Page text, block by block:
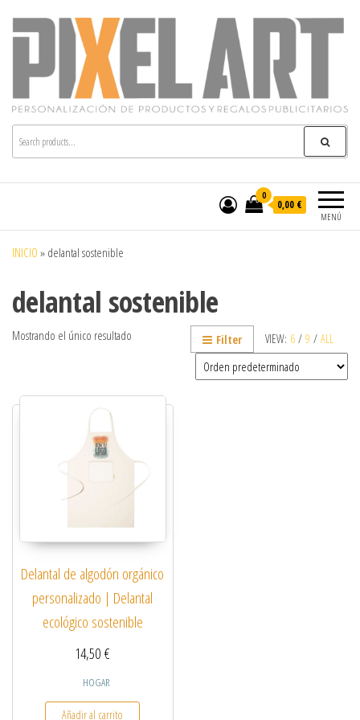
Pixelart
Especialistas en textil publicitario y regalos
personalizados en móstoles
MENÚ
0
0,00 €
INICIO » delantal sostenible
delantal sostenible
VIEW: 6 / 9 / ALL
Filter
Mostrando el único resultado
Delantal de algodón orgánico
personalizado | Delantal
ecológico sostenible
14,50€
HOGAR
Añadir al carrito